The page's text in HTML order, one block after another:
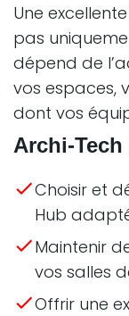
Une
pas
dépend de
vos espaces,
dont vos
Archi-
Choisir et
Hub
Maintenir
vos salles
Offrir une